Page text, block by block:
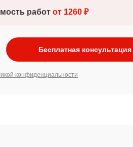
работ от 1260 ₽
Бесплатная консультация
конфиденциальности